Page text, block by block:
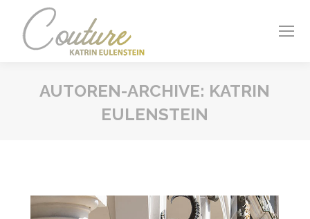
AUTOREN-ARCHIVE: KATRIN
EULENSTEIN